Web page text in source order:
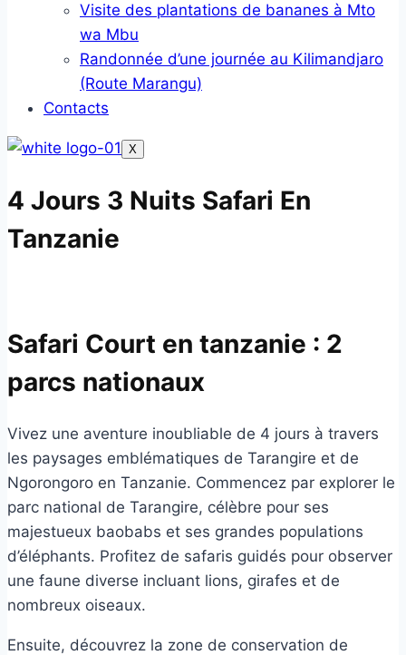
Visite des plantations de bananes à Mto
wa Mbu
Randonnée d’une journée au Kilimandjaro
(Route Marangu)
Contacts
X
4 Jours 3 Nuits Safari En
Tanzanie
Safari Court en tanzanie : 2
parcs nationaux
Vivez une aventure inoubliable de 4 jours à travers
les paysages emblématiques de Tarangire et de
Ngorongoro en Tanzanie. Commencez par explorer le
parc national de Tarangire, célèbre pour ses
majestueux baobabs et ses grandes populations
d’éléphants. Profitez de safaris guidés pour observer
une faune diverse incluant lions, girafes et de
nombreux oiseaux.
Ensuite, découvrez la zone de conservation de